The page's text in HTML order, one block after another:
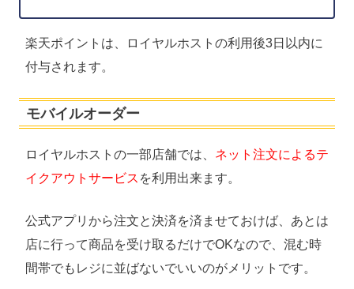
楽天ポイントは、ロイヤルホストの利用後3日以内に
付与されます。
モバイルオーダー
ロイヤルホストの一部店舗では、 ネット注文によるテ
イクアウトサービス を利用出来ます。
公式アプリから注文と決済を済ませておけば、あとは
店に行って商品を受け取るだけでOKなので、混む時
間帯でもレジに並ばないでいいのがメリットです。